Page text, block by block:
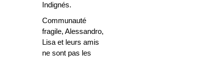
Indignés.
Communauté
fragile, Alessandro,
Lisa et leurs amis
ne sont pas les